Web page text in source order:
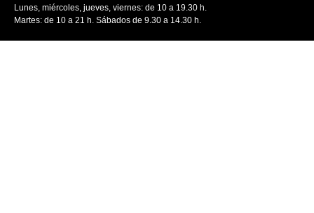
Lunes, miércoles, jueves, viernes: de 10 a 19.30 h.
Martes: de 10 a 21 h. Sábados de 9.30 a 14.30 h.